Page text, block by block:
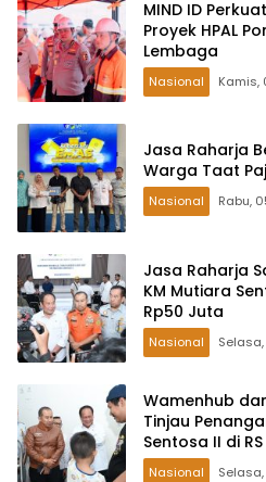
MIND ID
Proyek HPAL
Lembaga
Nasional
Jasa Raharja
Warga Taat
Nasional
Jasa Raharja
KM Mutiara
Rp50 Juta
Nasional
Wamenhub
Tinjau
Sentosa II di
Nasional